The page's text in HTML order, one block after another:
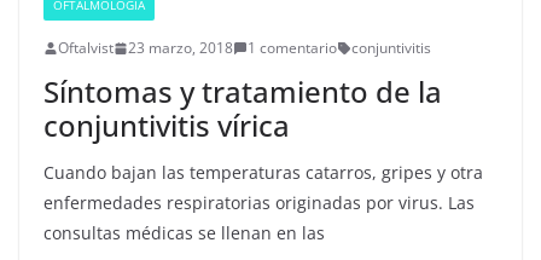
OFTALMOLOGÍA
Oftalvist 23 marzo, 2018 1 comentario conjuntivitis
Síntomas y tratamiento de la
conjuntivitis vírica
Cuando bajan las temperaturas catarros, gripes y otra
enfermedades respiratorias originadas por virus. Las
consultas médicas se llenan en las